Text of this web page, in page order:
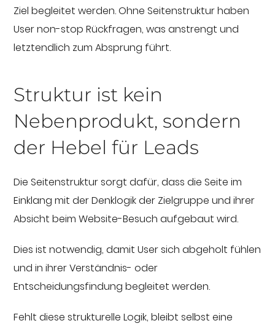
Ziel begleitet werden. Ohne Seitenstruktur haben
User non-stop Rückfragen, was anstrengt und
letztendlich zum Absprung führt.
Struktur ist kein
Nebenprodukt, sondern
der Hebel für Leads
Die Seitenstruktur sorgt dafür, dass die Seite im
Einklang mit der Denklogik der Zielgruppe und ihrer
Absicht beim Website-Besuch aufgebaut wird.
Dies ist notwendig, damit User sich abgeholt fühlen
und in ihrer Verständnis- oder
Entscheidungsfindung begleitet werden.
Fehlt diese strukturelle Logik, bleibt selbst eine